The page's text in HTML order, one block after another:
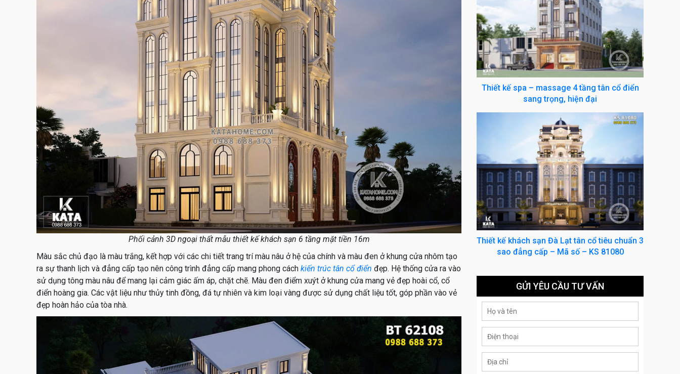
Phối cảnh 3D ngoại thất mẫu thiết kế khách sạn 6 tầng mặt tiền 16m
Màu sắc chủ đạo là màu trắng, kết hợp với các chi tiết trang trí màu nâu ở hệ của chính và màu đen ở khung cửa nhôm tạo
ra sự thanh lịch và đẳng cấp tạo nên công trình đẳng cấp mang phong cách kiến trúc tân cổ điển đẹp. Hệ thống cửa ra vào
sử dụng tông màu nâu để mang lại cảm giác ấm áp, chặt chẽ. Màu đen điểm xuýt ở khung cửa mang vẻ đẹp hoài cổ, cổ
điển hoàng gia. Các vật liệu như thủy tinh đồng, đá tự nhiên và kim loại vàng được sử dụng chất liệu tốt, góp phần vào vẻ
đẹp hoàn hảo của tòa nhà.
Thiết kế spa – massage 4 tầng tân cổ điển
sang trọng, hiện đại
Thiết kế khách sạn Đà Lạt tân cổ tiêu chuẩn 3
sao đẳng cấp – Mã số – KS 81080
GỬI YÊU CẦU TƯ VẤN